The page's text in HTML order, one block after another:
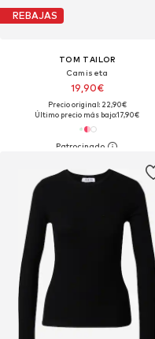
REBAJAS
TOM TAILOR
Camiseta
19,90€
Precio original: 22,90€
Último precio más bajo:17,90€